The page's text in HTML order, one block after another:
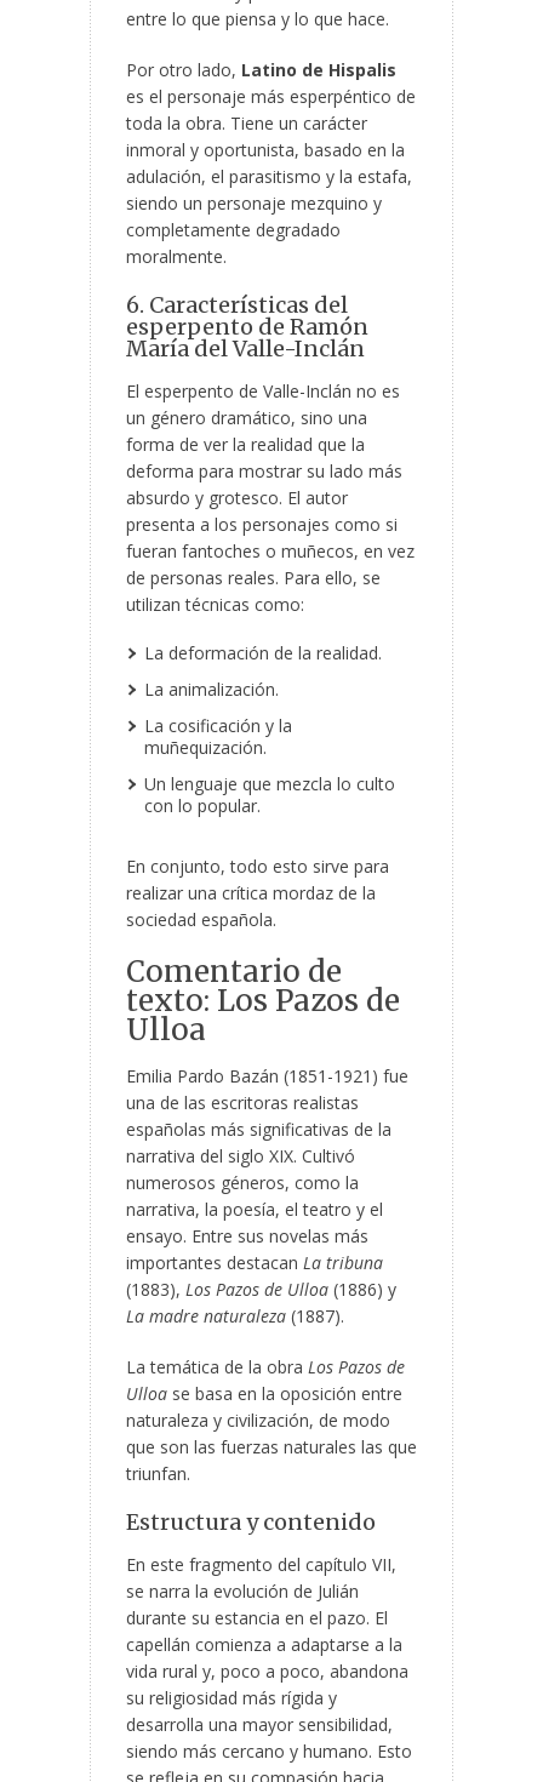
entre lo que piensa y lo que hace.
Por otro lado, Latino de Hispalis
es el personaje más esperpéntico de
toda la obra. Tiene un carácter
inmoral y oportunista, basado en la
adulación, el parasitismo y la estafa,
siendo un personaje mezquino y
completamente degradado
moralmente.
6. Características del
esperpento de Ramón
María del Valle-Inclán
El esperpento de Valle-Inclán no es
un género dramático, sino una
forma de ver la realidad que la
deforma para mostrar su lado más
absurdo y grotesco. El autor
presenta a los personajes como si
fueran fantoches o muñecos, en vez
de personas reales. Para ello, se
utilizan técnicas como:
La deformación de la realidad.
La animalización.
La cosificación y la
muñequización.
Un lenguaje que mezcla lo culto
con lo popular.
En conjunto, todo esto sirve para
realizar una crítica mordaz de la
sociedad española.
Comentario de
texto: Los Pazos de
Ulloa
Emilia Pardo Bazán (1851-1921) fue
una de las escritoras realistas
españolas más significativas de la
narrativa del siglo XIX. Cultivó
numerosos géneros, como la
narrativa, la poesía, el teatro y el
ensayo. Entre sus novelas más
importantes destacan La tribuna
(1883), Los Pazos de Ulloa (1886) y
La madre naturaleza (1887).
La temática de la obra Los Pazos de
Ulloa se basa en la oposición entre
naturaleza y civilización, de modo
que son las fuerzas naturales las que
triunfan.
Estructura y contenido
En este fragmento del capítulo VII,
se narra la evolución de Julián
durante su estancia en el pazo. El
capellán comienza a adaptarse a la
vida rural y, poco a poco, abandona
su religiosidad más rígida y
desarrolla una mayor sensibilidad,
siendo más cercano y humano. Esto